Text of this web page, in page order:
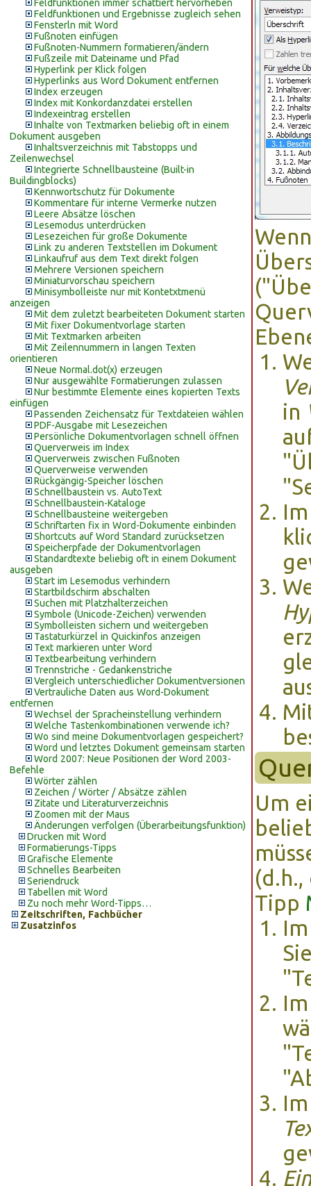
Feldfunktionen immer schattiert hervorheben
Feldfunktionen und Ergebnisse zugleich sehen
Fensterln mit Word
Fußnoten einfügen
Fußnoten-Nummern formatieren/ändern
Fußzeile mit Dateiname und Pfad
Hyperlink per Klick folgen
Hyperlinks aus Word Dokument entfernen
Index erzeugen
Index mit Konkordanzdatei erstellen
Indexeintrag erstellen
Inhalte von Textmarken beliebig oft in einem
Dokument ausgeben
Inhaltsverzeichnis mit Tabstopps und
Zeilenwechsel
Integrierte Schnellbausteine (Built-in
Buildingblocks)
Kennwortschutz für Dokumente
Kommentare für interne Vermerke nutzen
Leere Absätze löschen
Lesemodus unterdrücken
Lesezeichen für große Dokumente
Link zu anderen Textstellen im Dokument
Linkaufruf aus dem Text direkt folgen
Mehrere Versionen speichern
Miniaturvorschau speichern
Minisymbolleiste nur mit Kontetxtmenü
anzeigen
Mit dem zuletzt bearbeiteten Dokument starten
Mit fixer Dokumentvorlage starten
Mit Textmarken arbeiten
Mit Zeilennummern in langen Texten
orientieren
Neue Normal.dot(x) erzeugen
Nur ausgewählte Formatierungen zulassen
Nur bestimmte Elemente eines kopierten Texts
einfügen
Passenden Zeichensatz für Textdateien wählen
PDF-Ausgabe mit Lesezeichen
Persönliche Dokumentvorlagen schnell öffnen
Querverweis im Index
Querverweis zwischen Fußnoten
Querverweise verwenden
Rückgängig-Speicher löschen
Schnellbaustein vs. AutoText
Schnellbaustein-Kataloge
Schnellbausteine weitergeben
Schriftarten fix in Word-Dokumente einbinden
Shortcuts auf Word Standard zurücksetzen
Speicherpfade der Dokumentvorlagen
Standardtexte beliebig oft in einem Dokument
ausgeben
Start im Lesemodus verhindern
Startbildschirm abschalten
Suchen mit Platzhalterzeichen
Symbole (Unicode-Zeichen) verwenden
Symbolleisten sichern und weitergeben
Tastaturkürzel in Quickinfos anzeigen
Text markieren unter Word
Textbearbeitung verhindern
Trennstriche - Gedankenstriche
Vergleich unterschiedlicher Dokumentversionen
Vertrauliche Daten aus Word-Dokument
entfernen
Wechsel der Spracheinstellung verhindern
Welche Tastenkombinationen verwende ich?
Wo sind meine Dokumentvorlagen gespeichert?
Word und letztes Dokument gemeinsam starten
Word 2007: Neue Positionen der Word 2003-
Befehle
Wörter zählen
Zeichen / Wörter / Absätze zählen
Zitate und Literaturverzeichnis
Zoomen mit der Maus
Änderungen verfolgen (Überarbeitungsfunktion)
Drucken mit Word
Formatierungs-Tipps
Grafische Elemente
Schnelles Bearbeiten
Seriendruck
Tabellen mit Word
Zu noch mehr Word-Tipps…
Zeitschriften, Fachbücher
Zusatzinfos
in
Um
Tipp